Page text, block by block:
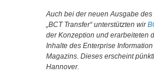
Auch bei der neuen Ausgabe
„BCT Transfer“ unterstützten wir
der Konzeption und erarbeiteten
Inhalte des Enterprise
Magazins. Dieses erscheint
Hannover.